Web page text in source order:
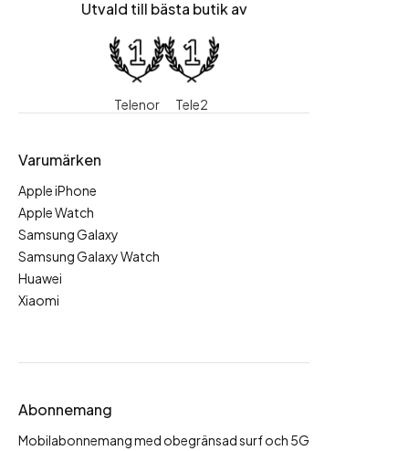
Utvald till bästa butik av
Telenor Tele2
Varumärken
Apple iPhone
Apple Watch
Samsung Galaxy
Samsung Galaxy Watch
Huawei
Xiaomi
Abonnemang
Mobilabonnemang med obegränsad surf och 5G